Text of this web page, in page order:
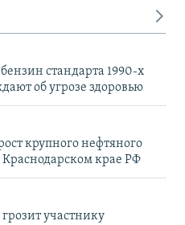
стандарта 1990-х
об угрозе здоровью
крупного нефтяного
Краснодарском крае РФ
участнику